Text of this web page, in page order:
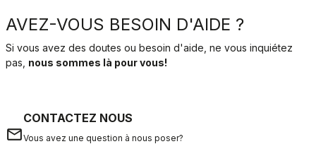
AVEZ-VOUS BESOIN D'AIDE ?
Si vous avez des doutes ou besoin d'aide, ne vous inquiétez
pas, nous sommes là pour vous!
email
CONTACTEZ NOUS
Vous avez une question à nous poser?